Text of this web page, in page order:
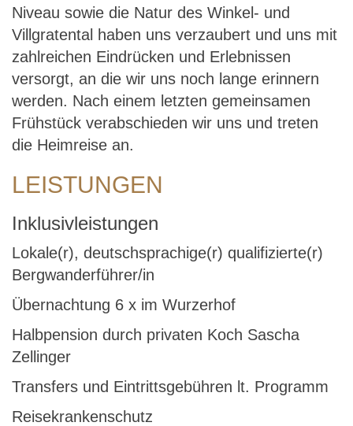
Niveau sowie die Natur des Winkel- und
Villgratental haben uns verzaubert und uns mit
zahlreichen Eindrücken und Erlebnissen
versorgt, an die wir uns noch lange erinnern
werden. Nach einem letzten gemeinsamen
Frühstück verabschieden wir uns und treten
die Heimreise an.
LEISTUNGEN
Inklusivleistungen
Lokale(r), deutschsprachige(r) qualifizierte(r)
Bergwanderführer/in
Übernachtung 6 x im Wurzerhof
Halbpension durch privaten Koch Sascha
Zellinger
Transfers und Eintrittsgebühren lt. Programm
Reisekrankenschutz